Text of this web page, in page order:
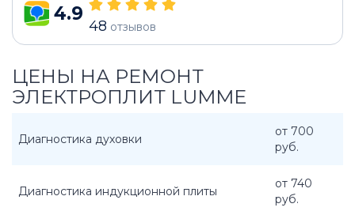
4.9
48 отзывов
ЦЕНЫ НА РЕМОНТ
ЭЛЕКТРОПЛИТ LUMME
Диагностика духовки
от 700
руб.
Диагностика индукционной плиты
от 740
руб.